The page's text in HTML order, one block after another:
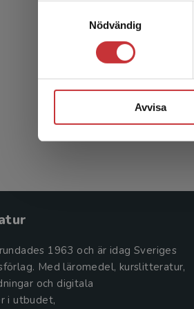
Nödvändig
Avvisa
352 kr
Exkl.
1963 och är idag Sveriges
Med läromedel, kurslitteratur,
och digitala
i utbudet,